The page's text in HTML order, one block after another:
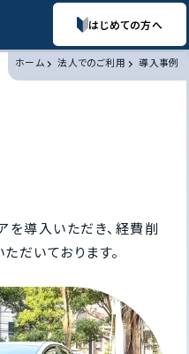
はじめての方へ
ホーム 法人でのご利用 導入事例
を導入いただき、経費削
だいております。